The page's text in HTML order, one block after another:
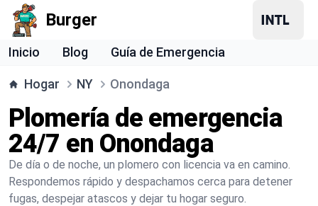
Burger
Inicio Blog Guía de Emergencia
Hogar NY Onondaga
Plomería de emergencia
24/7 en Onondaga
De día o de noche, un plomero con licencia va en camino.
Respondemos rápido y despachamos cerca para detener
fugas, despejar atascos y dejar tu hogar seguro.